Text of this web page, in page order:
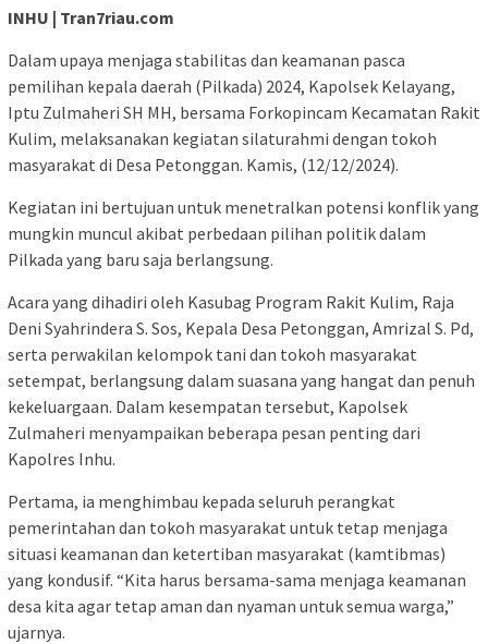
INHU | Tran7riau.com
Dalam upaya menjaga stabilitas dan keamanan pasca
pemilihan kepala daerah (Pilkada) 2024, Kapolsek Kelayang,
Iptu Zulmaheri SH MH, bersama Forkopincam Kecamatan Rakit
Kulim, melaksanakan kegiatan silaturahmi dengan tokoh
masyarakat di Desa Petonggan. Kamis, (12/12/2024).
Kegiatan ini bertujuan untuk menetralkan potensi konflik yang
mungkin muncul akibat perbedaan pilihan politik dalam
Pilkada yang baru saja berlangsung.
Acara yang dihadiri oleh Kasubag Program Rakit Kulim, Raja
Deni Syahrindera S. Sos, Kepala Desa Petonggan, Amrizal S. Pd,
serta perwakilan kelompok tani dan tokoh masyarakat
setempat, berlangsung dalam suasana yang hangat dan penuh
kekeluargaan. Dalam kesempatan tersebut, Kapolsek
Zulmaheri menyampaikan beberapa pesan penting dari
Kapolres Inhu.
Pertama, ia menghimbau kepada seluruh perangkat
pemerintahan dan tokoh masyarakat untuk tetap menjaga
situasi keamanan dan ketertiban masyarakat (kamtibmas)
yang kondusif. “Kita harus bersama-sama menjaga keamanan
desa kita agar tetap aman dan nyaman untuk semua warga,”
ujarnya.